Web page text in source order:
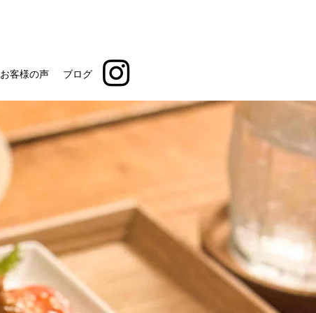
お客様の声 ブログ